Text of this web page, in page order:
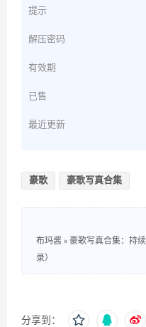
提示
解压密码
有效期
已售
最近更新
豪歌 豪歌写真合集
布玛酱 » 豪歌写真合集：持
录）
分享到：